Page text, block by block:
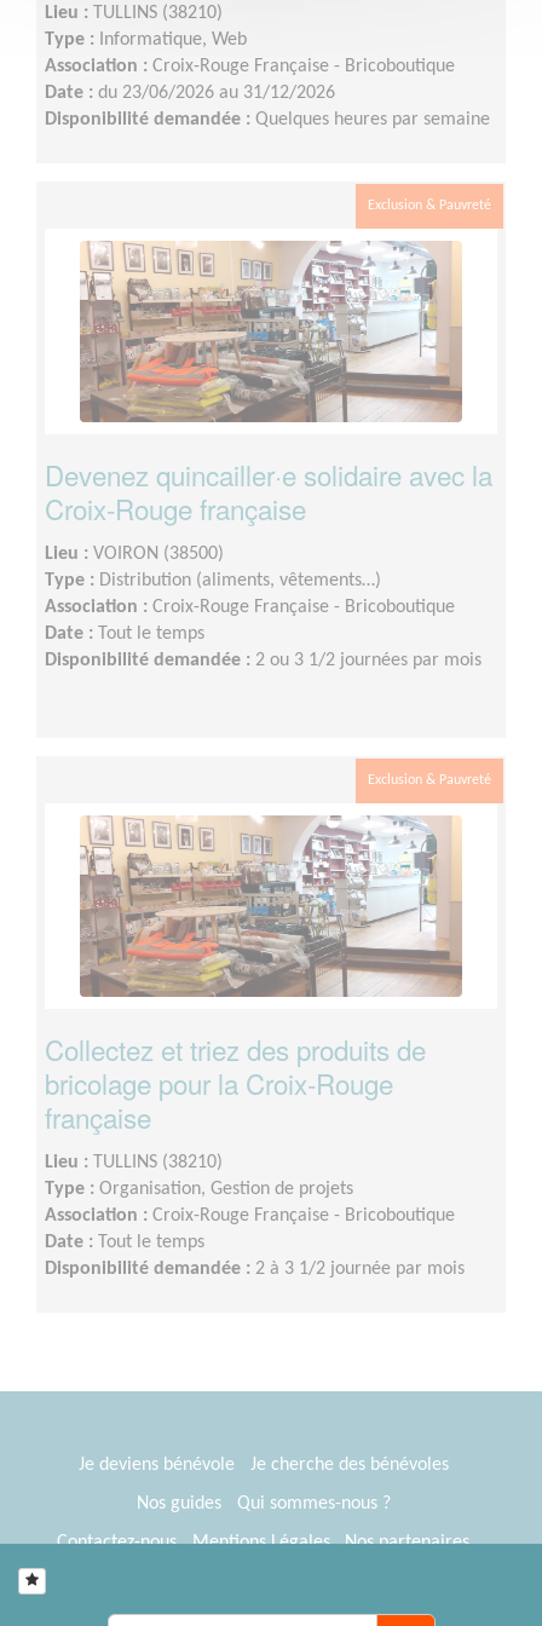
Lieu : TULLINS (38210)
Type : Informatique, Web
Association : Croix-Rouge Française - Bricoboutique
Date : du 23/06/2026 au 31/12/2026
Disponibilité demandée : Quelques heures par semaine
Exclusion & Pauvreté
Devenez quincailler·e solidaire avec la
Croix-Rouge française
Lieu : VOIRON (38500)
Type : Distribution (aliments, vêtements…)
Association : Croix-Rouge Française - Bricoboutique
Date : Tout le temps
Disponibilité demandée : 2 ou 3 1/2 journées par mois
Exclusion & Pauvreté
Collectez et triez des produits de
bricolage pour la Croix-Rouge
française
Lieu : TULLINS (38210)
Type : Organisation, Gestion de projets
Association : Croix-Rouge Française - Bricoboutique
Date : Tout le temps
Disponibilité demandée : 2 à 3 1/2 journée par mois
Je deviens bénévole
Je cherche des bénévoles
Nos guides
Qui sommes-nous ?
Contactez-nous
Mentions Légales
Nos partenaires
® Tous Bénévoles 2012-2026
Webkast